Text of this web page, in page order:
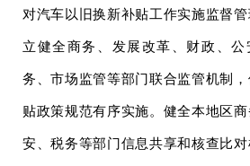
对汽车以旧换新补贴工作实施监督管
立健全商务、发展改革、财政、公
务、市场监管等部门联合监管机制
贴政策规范有序实施。健全本地区商
安、税务等部门信息共享和核查比对